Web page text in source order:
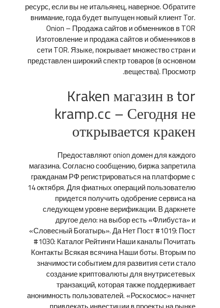
ресурс, если вы не итальянец, наверное. Обратите
внимание, года будет выпущен новый клиент Tor.
Onion – Продажа сайтов и обменников в TOR
Изготовление и продажа сайтов и обменников в
сети TOR. Языке, покрывает множество стран и
представлен широкий спектр товаров (в основном
вещества). Просмотр.
Kraken магазин в tor
kramp.cc – Сегодня не
открывается кракен
Предоставляют onion домен для каждого
магазина. Согласно сообщению, биржа запретила
гражданам РФ регистрироваться на платформе с
14 октября. Для фиатных операций пользователю
придется получить одобрение сервиса на
следующем уровне верификации. В даркнете
другое дело: на выбор есть «Флибуста» и
«Словесный Богатырь». Да Нет Пост #1019: Пост
#1030: Каталог Рейтинги Наши каналы Почитать
Контакты Всякая всячина Наши боты. Вторым по
значимости событием для развития сети стало
создание криптовалюты для внутрисетевых
транзакций, которая также поддерживает
анонимность пользователей. «Роскосмос» начнет